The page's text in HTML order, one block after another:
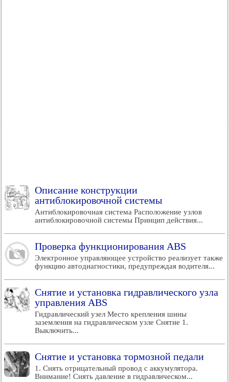
Описание конструкции
антиблокировочной системы
Антиблокировочная система Расположение узлов
антиблокировочной системы Принцип действия...
Проверка функционирования ABS
Электронное управляющее устройство реализует также
функцию автодиагностики, предупреждая водителя...
Снятие и установка гидравлического узла
управления ABS
Гидравлический узел Место крепления шины
заземления на гидравлическом узле Снятие 1.
Выключить...
Снятие и установка тормозной педали
1. Снять отрицательный провод с аккумулятора.
Внимание! Снять давление в гидравлическом...